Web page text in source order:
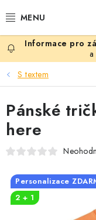
na
PRO ŽENY
PRO MUŽE
PRO DĚTI
PRO PÁRY
VLASTNÍ MOTIV
S textem
Pánské
here
Personalizace
2 + 1